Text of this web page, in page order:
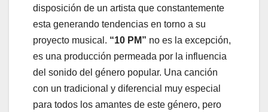
disposición de un artista que constantemente
esta generando tendencias en torno a su
proyecto musical. “10 PM” no es la excepción,
es una producción permeada por la influencia
del sonido del género popular. Una canción
con un tradicional y diferencial muy especial
para todos los amantes de este género, pero